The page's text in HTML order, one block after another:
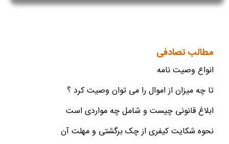
مطالب تصادفی
انواع وصیت نامه
تا چه میزان از اموال را می توان وصیت کرد ؟
ابلاغ قانونی چیست و شامل چه مواردی است
نحوه شکایت کیفری از چک برگشتی و مهلت آن